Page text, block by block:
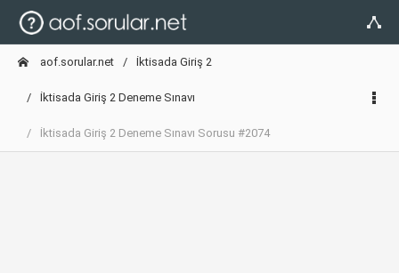
aof.sorular.net İktisada Giriş 2
İktisada Giriş 2 Deneme Sınavı
İktisada Giriş 2 Deneme Sınavı Sorusu #2074